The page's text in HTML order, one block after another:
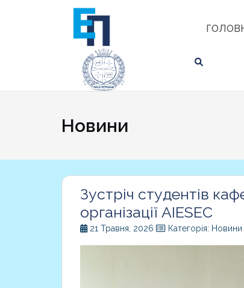
Новини
Новини
Зустріч студентів
організації AIESEC
21 Травня, 2026 Категорія: Новини